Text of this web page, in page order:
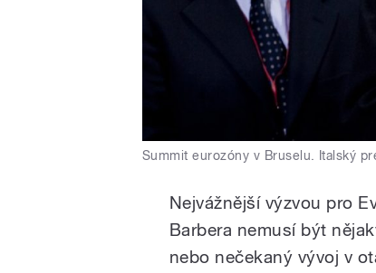
Summit eurozóny v Bruselu. Italský
Nejvážnější výzvou pro
Barbera nemusí být
nebo nečekaný vývoj v